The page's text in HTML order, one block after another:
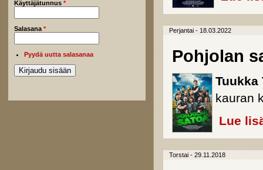
Käyttäjätunnus *
Salasana *
Pyydä uutta salasanaa
Perjantai - 18.03.2022
Pohjolan
Tuukka
kauran
Lue
Torstai - 29.11.2018